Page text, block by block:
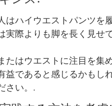
はハイウエストパンツを
実際よりも脚を長く見せ
たはウエストに注目を集
益であると感じるかもし
さい。.